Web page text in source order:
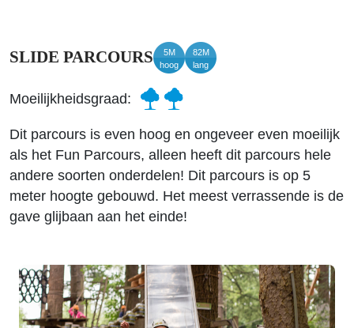
SLIDE PARCOURS
5M
hoog
82M
lang
Moeilijkheidsgraad:
Dit parcours is even hoog en ongeveer even moeilijk
als het Fun Parcours, alleen heeft dit parcours hele
andere soorten onderdelen! Dit parcours is op 5
meter hoogte gebouwd. Het meest verrassende is de
gave glijbaan aan het einde!